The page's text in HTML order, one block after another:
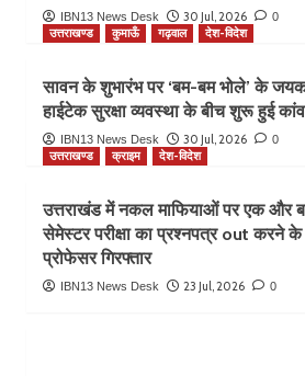
IBN13 News Desk 30 Jul, 2026 0
उत्तराखण्ड कुमाऊँ गढ़वाल देश-विदेश
सावन के शुभारंभ पर ‘बम-बम भोले’ के
हाईटेक सुरक्षा व्यवस्था के बीच शुरू हुई
IBN13 News Desk 30 Jul, 2026 0
उत्तराखण्ड क्राइम देश-विदेश
उत्तराखंड में नकल माफियाओं पर एक और
सेमेस्टर परीक्षा का प्रश्नपत्र out करने
प्रोफेसर गिरफ्तार
IBN13 News Desk 23 Jul, 2026 0